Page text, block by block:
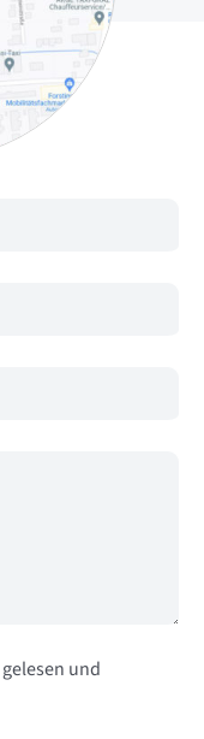
gelesen und